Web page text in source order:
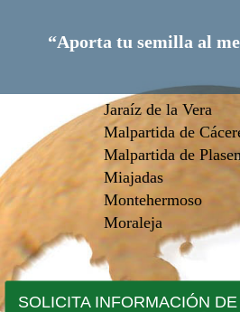
“Aporta tu semilla al
Jaraíz de la Vera
Malpartida de
Malpartida de
Miajadas
Montehermoso
Moraleja
SOLICITA INFORMACIÓN DE